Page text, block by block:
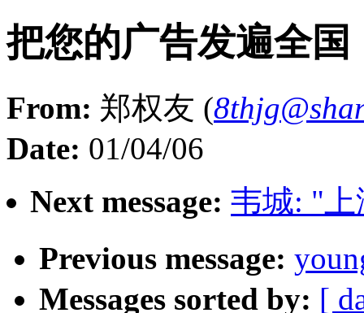
把您的广告发遍全国
From: 郑权友 (
Date: 01/04/06
Next message: 韦城: "
Previous message:
Messages sorted by: [